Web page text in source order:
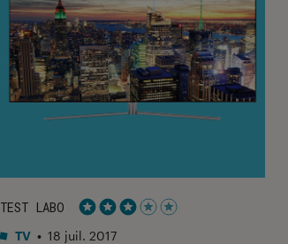
TEST LABO
Noté 3 étoiles sur 5
TV • 18 juil. 2017